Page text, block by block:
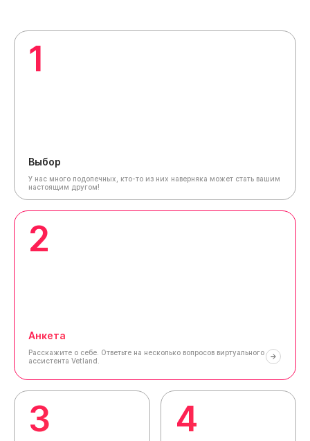
1
Выбор
У нас много подопечных, кто-то из них наверняка может стать вашим
настоящим другом!
2
Анкета
Расскажите о себе. Ответьте на несколько вопросов виртуального
ассистента Vetland.
3 4